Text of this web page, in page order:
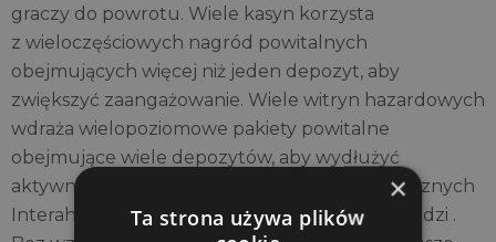
graczy do powrotu. Wiele kasyn korzysta
z wieloczęściowych nagród powitalnych
obejmujących więcej niż jeden depozyt, aby
zwiększyć zaangażowanie. Wiele witryn hazardowych
wdraża wielopoziomowe pakiety powitalne
obejmujące wiele depozytów, aby wydłużyć
aktywność graczy. mimo , mniej więcej bezpiecznych
Interahamwe przewyższają pośrednią przychodzi .
×
Ta strona używa plików